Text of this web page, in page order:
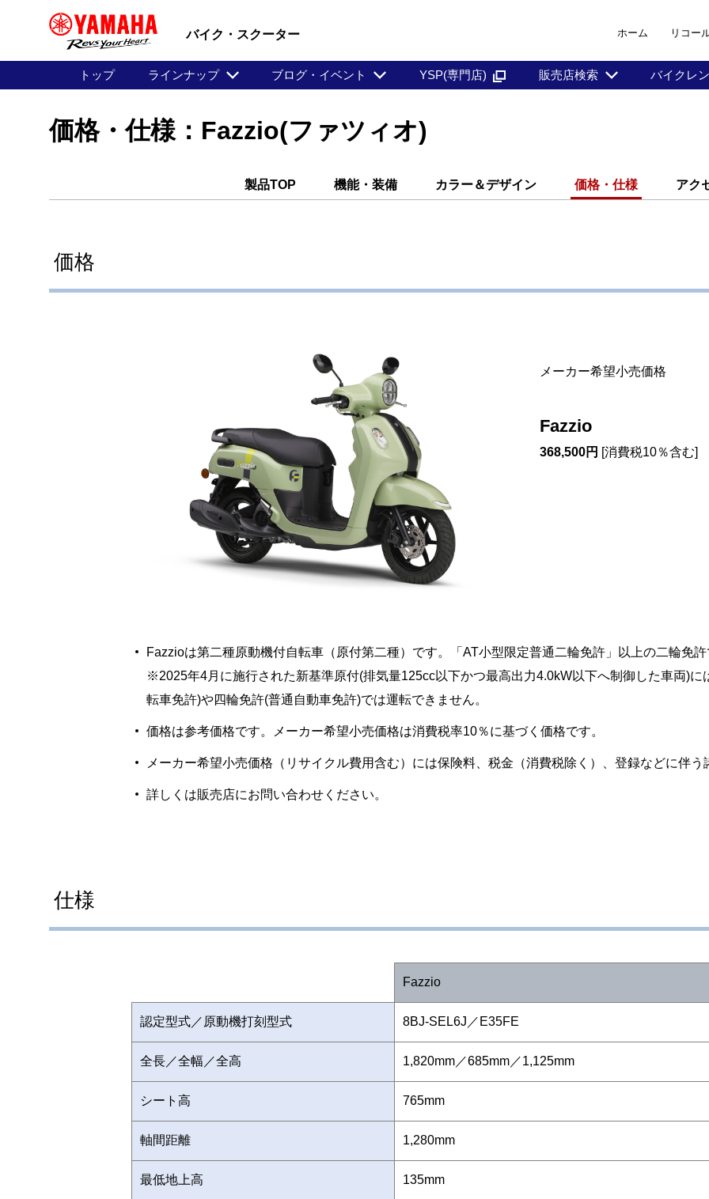
バイク・スクーター ホーム リコー
トップ ラインナップ ブログ・イベント YSP(専門店) 販売店検索 バイクレ
価格・仕様：Fazzio(ファツィオ)
製品TOP 機能・装備 カラー＆デザイン 価格・仕様 アク
価格
メーカー希望小売価格
Fazzio
368,500円 [消費税10％含む]
Fazzioは第二種原動機付自転車（原付第二種）です。「AT小型限定普通二輪免許」以上の二輪免
※2025年4月に施行された新基準原付(排気量125cc以下かつ最高出力4.0kW以下へ制御した車両)に
転車免許)や四輪免許(普通自動車免許)では運転できません。
価格は参考価格です。メーカー希望小売価格は消費税率10％に基づく価格です。
メーカー希望小売価格（リサイクル費用含む）には保険料、税金（消費税除く）、登録などに伴
詳しくは販売店にお問い合わせください。
仕様
Fazzio
認定型式／原動機打刻型式 8BJ-SEL6J／E35FE
全長／全幅／全高 1,820mm／685mm／1,125mm
シート高 765mm
軸間距離 1,280mm
最低地上高 135mm